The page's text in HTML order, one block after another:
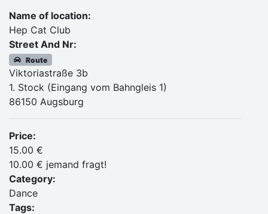
Name of location:
Hep Cat Club
Street And Nr:
Route
Viktoriastraße 3b
1. Stock (Eingang vom Bahngleis 1)
86150 Augsburg
Price:
15.00 €
10.00 € jemand fragt!
Category:
Dance
Tags: